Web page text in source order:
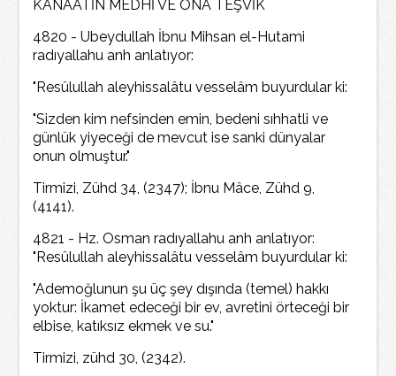
KANAATİN MEDHİ VE ONA TEŞVİK
4820 - Ubeydullah İbnu Mihsan el-Hutami
radıyallahu anh anlatıyor:
"Resûlullah aleyhissalâtu vesselâm buyurdular ki:
"Sizden kim nefsinden emin, bedeni sıhhatli ve
günlük yiyeceği de mevcut ise sanki dünyalar
onun olmuştur."
Tirmizi, Zühd 34, (2347); İbnu Mâce, Zühd 9,
(4141).
4821 - Hz. Osman radıyallahu anh anlatıyor:
"Resûlullah aleyhissalâtu vesselâm buyurdular ki:
"Ademoğlunun şu üç şey dışında (temel) hakkı
yoktur: İkamet edeceği bir ev, avretini örteceği bir
elbise, katıksız ekmek ve su."
Tirmizi, zühd 30, (2342).